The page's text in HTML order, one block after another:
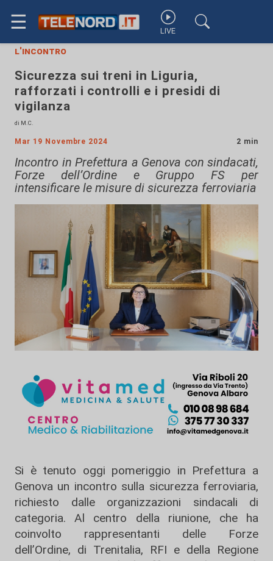
☰ LIVE
l'incontro
Sicurezza sui treni in Liguria,
rafforzati i controlli e i presidi di
vigilanza
di M.C.
Mar 19 Novembre 2024 2 min
Incontro in Prefettura a Genova con sindacati,
Forze dell’Ordine e Gruppo FS per
intensificare le misure di sicurezza ferroviaria
Si è tenuto oggi pomeriggio in Prefettura a
Genova un incontro sulla sicurezza ferroviaria,
richiesto dalle organizzazioni sindacali di
categoria. Al centro della riunione, che ha
coinvolto rappresentanti delle Forze
dell’Ordine, di Trenitalia, RFI e della Regione